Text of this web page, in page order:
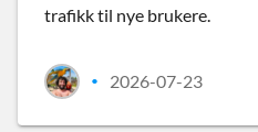
trafikk til nye brukere.
• 2026-07-23